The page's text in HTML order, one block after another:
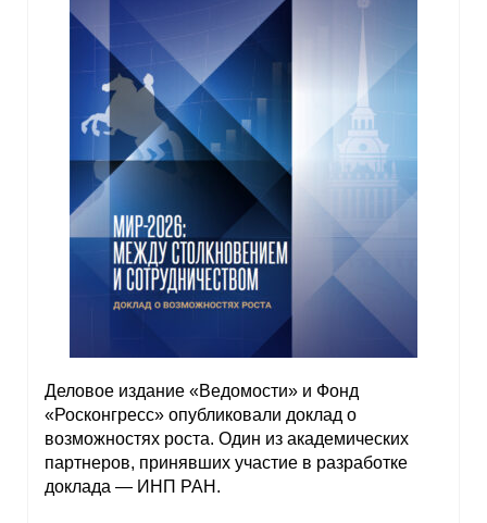
Деловое издание «Ведомости» и Фонд
«Росконгресс» опубликовали доклад о
возможностях роста. Один из академических
партнеров, принявших участие в разработке
доклада — ИНП РАН.